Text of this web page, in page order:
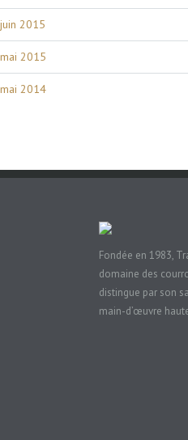
juin 2015
mai 2015
mai 2014
Fondée en 1983,
domaine des
distingue par son
main-d’œuvre